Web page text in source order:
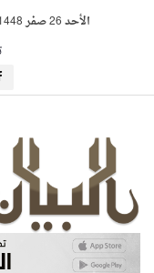
الأحد 26 صفر 1448 هـ